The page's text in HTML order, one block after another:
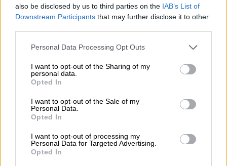
also be disclosed by us to third parties on the IAB’s List of
Downstream Participants that may further disclose it to other
Please note that this website/app uses one or more Google
not limited to your visit or usage behaviour. You may click to
grant or deny consent to Google and its third-party tags to
use your data for below specified purposes in below Google
consent section.
Personal Data Processing Opt Outs
I want to opt-out of the Sharing of my
personal data.
Opted In
I want to opt-out of the Sale of my
Personal Data.
Opted In
I want to opt-out of processing my
Personal Data for Targeted Advertising.
Opted In
ΔΙΑΒΑΣΤΕ ΕΠΙΣΗΣ
Πολιτική 06.04.2026 09:21
άρση της ασυλίας μου - Δεν υπάρχει
ένδειξη τέλεσης παράνομης πράξης
Πολιτική|06.04.2026 09:31
Μπουκώρος για ΟΠΕΚΕΠΕ: «Δεν
χρειάζομαι καμία κάλυψη - Έπραξα το
καθήκον μου»